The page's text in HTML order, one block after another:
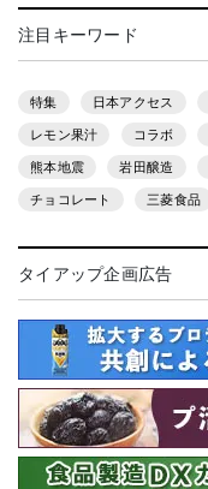
注目キーワード
特集 日本アクセス
レモン果汁 コラボ
熊本地震 岩田醸造
チョコレート 三菱食品
タイアップ企画広告